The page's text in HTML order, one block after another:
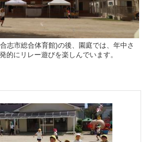
志市総合体育館)の後、園庭では、年中さ
的にリレー遊びを楽しんでいます。